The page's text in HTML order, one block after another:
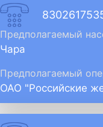
Предполагаемый
Чара
Предполагаемый
ОАО "Российские